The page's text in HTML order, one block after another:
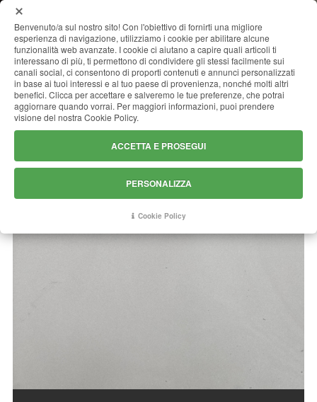
QUARZITE INDIAN SILVER (GAYA)
Benvenuto/a sul nostro sito! Con l'obiettivo di fornirti una migliore
esperienza di navigazione, utilizziamo i cookie per abilitare alcune
funzionalità web avanzate. I cookie ci aiutano a capire quali articoli ti
interessano di più, ti permettono di condividere gli stessi facilmente sui
canali social, ci consentono di proporti contenuti e annunci personalizzati
in base ai tuoi interessi e al tuo paese di provenienza, nonché molti altri
benefici. Clicca per accettare e salveremo le tue preferenze, che potrai
aggiornare quando vorrai. Per maggiori informazioni, puoi prendere
visione del nostra Cookie Policy.
ACCETTA E PROSEGUI
PERSONALIZZA
Cookie Policy